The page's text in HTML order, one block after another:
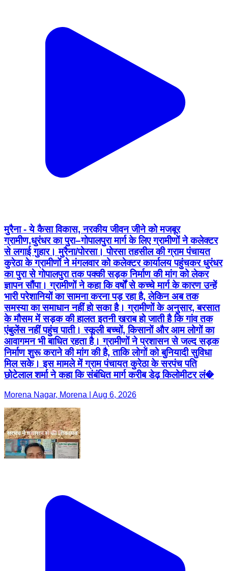
मुरैना - ये कैसा विकास, नरकीय जीवन जीने को मजबूर
ग्रामीण,धुरंधर का पुरा–गोपालपुरा मार्ग के लिए ग्रामीणों ने कलेक्टर
से लगाई गुहार। मुरैना/पोरसा। पोरसा तहसील की ग्राम पंचायत
कुरेठा के ग्रामीणों ने मंगलवार को कलेक्टर कार्यालय पहुंचकर धुरंधर
का पुरा से गोपालपुरा तक पक्की सड़क निर्माण की मांग को लेकर
ज्ञापन सौंपा। ग्रामीणों ने कहा कि वर्षों से कच्चे मार्ग के कारण उन्हें
भारी परेशानियों का सामना करना पड़ रहा है, लेकिन अब तक
समस्या का समाधान नहीं हो सका है। ग्रामीणों के अनुसार, बरसात
के मौसम में सड़क की हालत इतनी खराब हो जाती है कि गांव तक
एंबुलेंस नहीं पहुंच पाती। स्कूली बच्चों, किसानों और आम लोगों का
आवागमन भी बाधित रहता है। ग्रामीणों ने प्रशासन से जल्द सड़क
निर्माण शुरू कराने की मांग की है, ताकि लोगों को बुनियादी सुविधा
मिल सके। इस मामले में ग्राम पंचायत कुरेठा के सरपंच पति
छोटेलाल शर्मा ने कहा कि संबंधित मार्ग करीब डेढ़ किलोमीटर लं�
Morena Nagar, Morena | Aug 6, 2026